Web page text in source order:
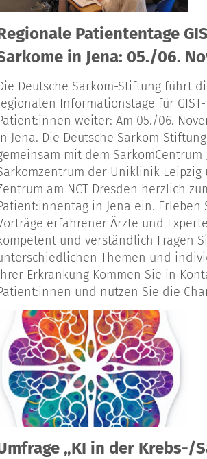
Patiententage
in Jena: 05./06.
Deutsche Sarkom-Stiftung führt
Informationstage für
weiter: Am 05./06.
Jena. Die Deutsche Sarkom-
mit dem SarkomCentrum
der Uniklinik Leipzig
am NCT Dresden herzlich
in Jena ein. Erleben
erfahrener Ärzte und
und verständlich Fragen
Themen und
Erkrankung Kommen Sie in
und nutzen Sie die
„KI in der Krebs-/